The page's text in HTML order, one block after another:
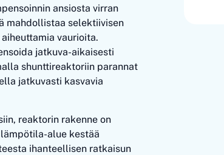
ansiosta virran
mahdollistaa selektiivisen
vaurioita.
jatkuva-aikaisesti
shunttireaktoriin parannat
jatkuvasti kasvavia
reaktorin rakenne on
alue kestää
ihanteellisen ratkaisun